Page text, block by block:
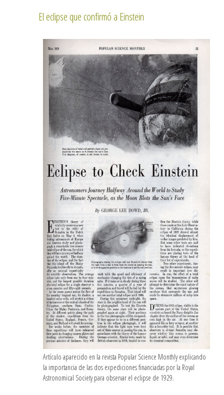
El eclipse que confirmó a Einstein
Artículo aparecido en la revista Popular Science Monthly explicando
la importancia de las dos expediciones financiadas por la Royal
Astronomical Society para observar el eclipse de 1929.